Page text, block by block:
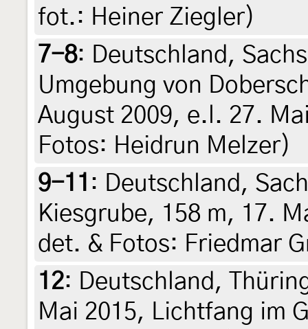
fot.: Heiner Ziegler)
7-8: Deutschland,
Umgebung von
August 2009, e.l. 27.
Fotos: Heidrun Melzer)
9-11 : Deutschland,
Kiesgrube, 158 m, 17.
det. & Fotos: Friedmar
12: Deutschland,
Mai 2015, Lichtfang im